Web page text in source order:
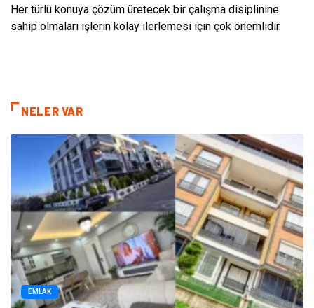
Her türlü konuya çözüm üretecek bir çalışma disiplinine
sahip olmaları işlerin kolay ilerlemesi için çok önemlidir.
NELER VAR
EMLAK